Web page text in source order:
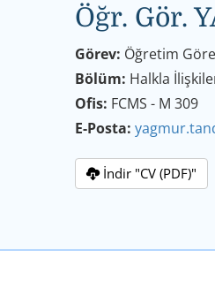
Öğr. Gör.
Görev: Öğretim
Bölüm: Halkla
Ofis: FCMS - M 309
E-Posta:
İndir "CV (PDF)"